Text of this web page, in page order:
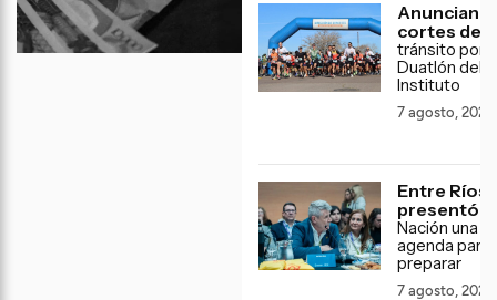
Anuncian
cortes de
tránsito por
Duatlón del
Instituto
7 agosto, 2026
Entre Ríos
presentó
Nación una
agenda para
preparar
7 agosto, 2026